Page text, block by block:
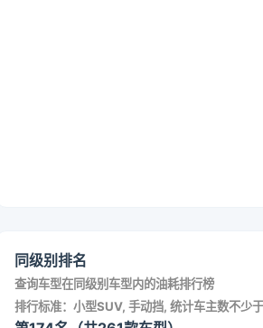
同级别排名
查询车型在同级别车型内的油耗排行榜
排行标准：小型SUV, 手动挡, 统计车主数不少于